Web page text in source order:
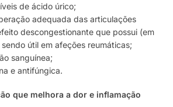
de ácido úrico;
adequada das articulações
descongestionante que possui (em
útil em afeções reumáticas;
sanguínea;
e antifúngica.
que melhora a dor e inflamação